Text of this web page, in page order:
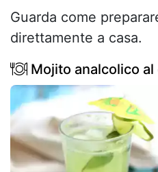
Guarda come
direttamente a casa.
Mojito analcolico